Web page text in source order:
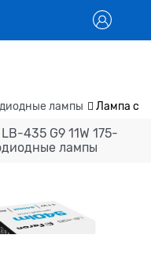
лампы Лампа
435 G9 11W 175-
лампы